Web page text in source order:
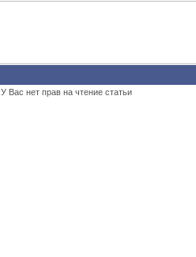
У Вас нет прав на чтение статьи